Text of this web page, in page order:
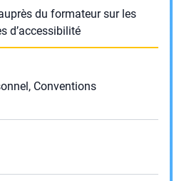
du formateur sur les
d’accessibilité
Conventions